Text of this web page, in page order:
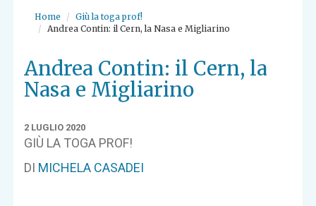
Home
Giù la toga prof!
Andrea Contin: il Cern, la Nasa e Migliarino
Andrea Contin: il Cern, la
Nasa e Migliarino
2 LUGLIO 2020
GIÙ LA TOGA PROF!
DI MICHELA CASADEI